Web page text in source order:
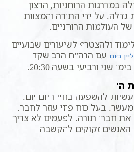
במדרגות הרוחניות, הרצון
על ידי התורה והמצוות
העולמות הרוחניים.
ולהצטרף לשיעורים שבועיים
בזום עם הרה”ח הרב שקד
שני ורביעי בשעה 20:30.
ה’
להשפעה בחיי היום יום.
בעל כוח פיזי עוזר לחבר.
חברו תורה. לפעמים לא צריך
האנשים זקוקים להקשבה